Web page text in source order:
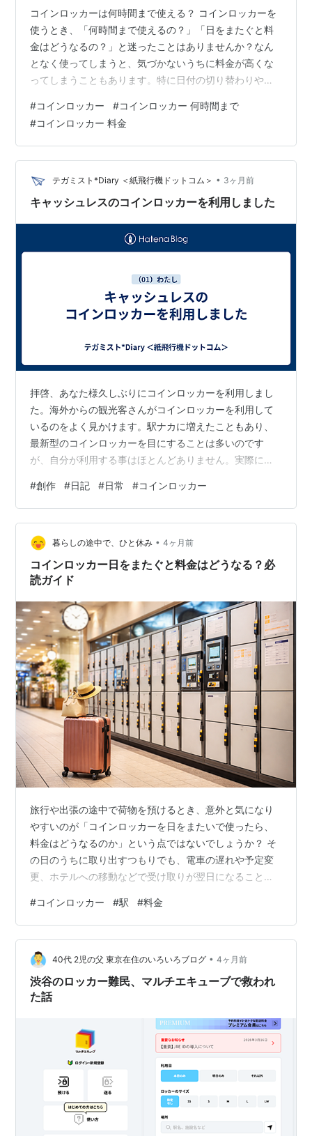
コインロッカーは何時間まで使える？ コインロッカーを
使うとき、「何時間まで使えるの？」「日をまたぐと料
金はどうなるの？」と迷ったことはありませんか？なん
となく使ってしまうと、気づかないうちに料金が高くな
ってしまうこともあります。特に日付の切り替わりや料
してしまう可能性があります。 実はコインロッカーは、
「何時間まで」と明確に決まっているわけではなく、時
間制と日付制の仕組みによって料金や利用時間が変わる
のが特徴です。この仕組みを知っているかどうかで、無
駄な出費を防げるかが大きく変わります。 この記事で
は、コインロッカーの料金の仕組みや日またぎの注…
#コインロッカー #コインロッカー 何時間まで
#コインロッカー 料金
テガミスト*Diary ＜紙飛行機ドットコム＞ • 3ヶ月前
キャッシュレスのコインロッカーを利用しました
拝啓、あなた様久しぶりにコインロッカーを利用しまし
た。海外からの観光客さんがコインロッカーを利用して
いるのをよく見かけます。駅ナカに増えたこともあり、
最新型のコインロッカーを目にすることは多いのです
が、自分が利用する事はほとんどありません。実際に使
ねと、今どきのコインロッカー体験をしました。ところ
で、ふと思ったのですが。キャッシュレスだから、コイ
ンを入れないですよね。将来的には、このタイプが増え
ていくと思うのですが、それでも名称は「コインロッカ
ー」なのでしょうか？伊坂幸太郎さんの作品に「アヒル
と鴨のコインロッカー」というタイトルがあります。も
#創作 #日記 #日常 #コインロッカー
暮らしの途中で、ひと休み • 4ヶ月前
コインロッカー日をまたぐと料金はどうなる？必
読ガイド
旅行や出張の途中で荷物を預けるとき、意外と気になり
やすいのが「コインロッカーを日をまたいで使ったら、
料金はどうなるのか」という点ではないでしょうか？ そ
の日のうちに取り出すつもりでも、電車の遅れや予定変
更、ホテルへの移動などで受け取りが翌日になることは
じ仕組みと思われがちですが、実際には24時間ごとに加
算されるタイプもあれば、利用期限や管理方法に独自ル
ールがあるケースもあり、駅や管理会社によって細かな
違いがあります。 そこでこの記事では、コインロッカー
日をまたぐときの基本ルールから、東京駅・大阪駅・新
宿・池袋など主要駅の考え方、追加料金の目安…
#コインロッカー #駅 #料金
40代 2児の父 東京在住のいろいろブログ • 4ヶ月前
渋谷のロッカー難民、マルチエキューブで救われ
た話